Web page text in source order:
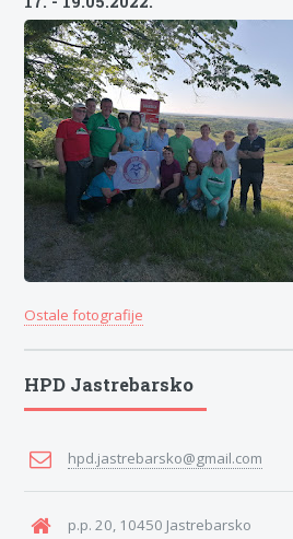
Ostale fotografije
HPD Jastrebarsko
hpd.jastrebarsko@gmail.com
p.p. 20, 10450 Jastrebarsko